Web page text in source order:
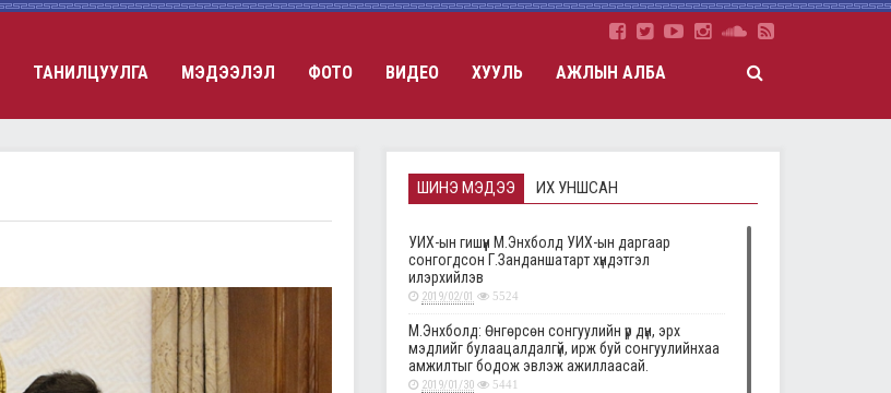
ТАНИЛЦУУЛГА МЭДЭЭЛЭЛ ФОТО ВИДЕО ХУУЛЬ АЖЛЫН АЛБА
ШИНЭ МЭДЭЭ ИХ УНШСАН
УИХ-ын гишүүн М.Энхболд УИХ-ын даргаар
сонгогдсон Г.Занданшатарт хүндэтгэл
илэрхийлэв
2019/02/01 5524
М.Энхболд: Өнгөрсөн сонгуулийн үр дүн, эрх
мэдлийг булаацалдалгүй, ирж буй сонгуулийнхаа
амжилтыг бодож эвлэж ажиллаасай.
2019/01/30 5441